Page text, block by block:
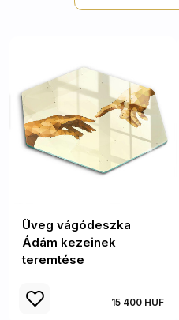
Üveg vágódeszka
Ádám kezeinek
teremtése
15 400 HUF